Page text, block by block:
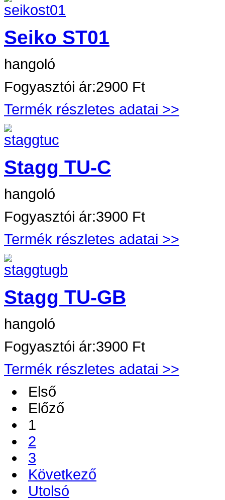
Seiko ST01
hangoló
Fogyasztói ár:2900 Ft
Termék részletes adatai >>
Stagg TU-C
hangoló
Fogyasztói ár:3900 Ft
Termék részletes adatai >>
Stagg TU-GB
hangoló
Fogyasztói ár:3900 Ft
Termék részletes adatai >>
Első
Előző
1
2
3
Következő
Utolsó